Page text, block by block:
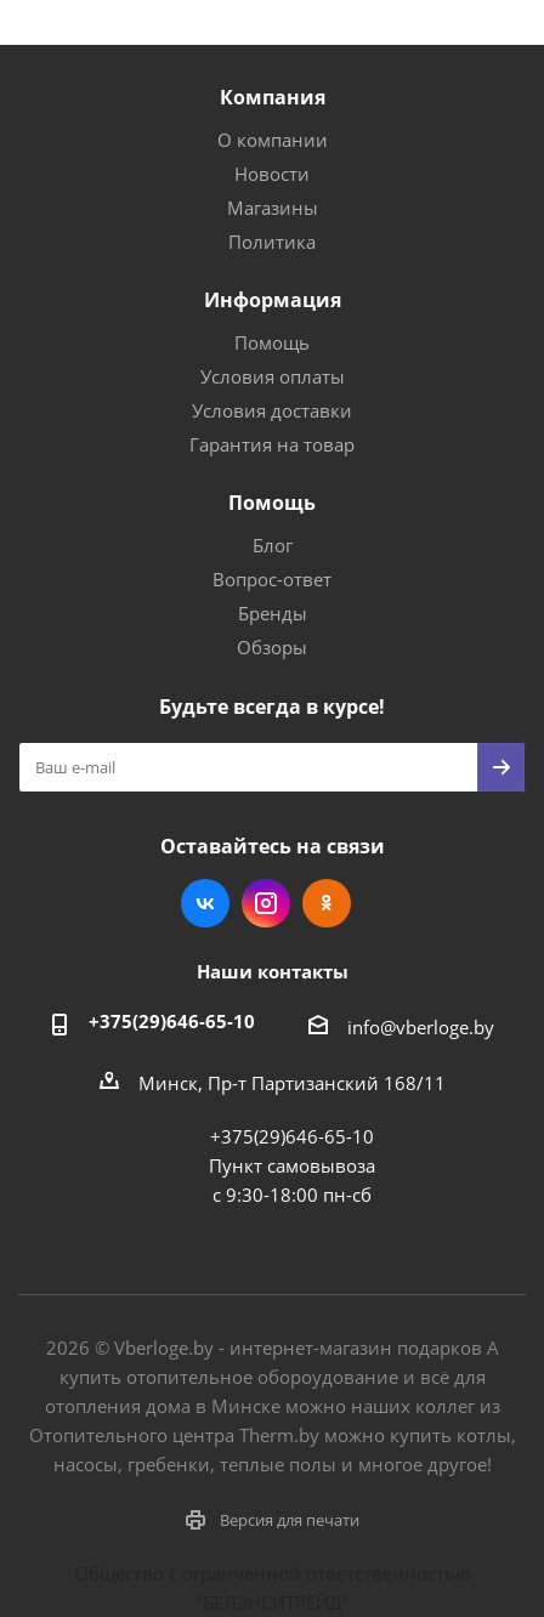
Компания
О компании
Новости
Магазины
Политика
Информация
Помощь
Условия оплаты
Условия доставки
Гарантия на товар
Помощь
Блог
Вопрос-ответ
Бренды
Обзоры
Будьте всегда в курсе!
Оставайтесь на связи
Наши контакты
+375(29)646-65-10 info@vberloge.by
Минск, Пр-т Партизанский 168/11
+375(29)646-65-10
Пункт самовывоза
с 9:30-18:00 пн-сб
2026 © Vberloge.by - интернет-магазин подарков А
купить отопительное обороудование и всё для
отопления дома в Минске можно наших коллег из
Отопительного центра Therm.by можно купить котлы,
насосы, гребенки, теплые полы и многое другое!
Версия для печати